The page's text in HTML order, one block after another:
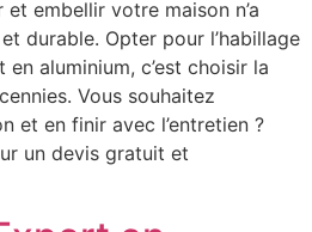
embellir votre maison n’a
durable. Opter pour l’habillage
aluminium, c’est choisir la
Vous souhaitez
et en finir avec l’entretien ?
un devis gratuit et